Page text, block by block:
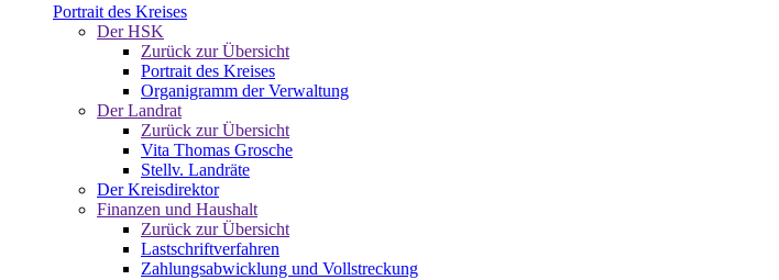
Portrait des Kreises
Der HSK
Zurück zur Übersicht
Portrait des Kreises
Organigramm der Verwaltung
Der Landrat
Zurück zur Übersicht
Vita Thomas Grosche
Stellv. Landräte
Der Kreisdirektor
Finanzen und Haushalt
Zurück zur Übersicht
Lastschriftverfahren
Zahlungsabwicklung und Vollstreckung